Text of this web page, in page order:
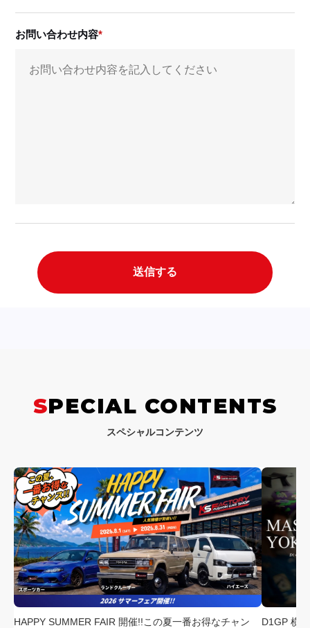
お問い合わせ内容
SPECIAL CONTENTS
スペシャルコンテンツ
HAPPY SUMMER FAIR 開催!!この夏一番お得なチャン
D1GP 横